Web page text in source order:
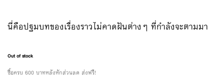
นี่คือปฐมบทของเรื่องราวไม่คาดฝันต่างๆ ที่กำลังจะตามมา
Out of stock
ซื้อครบ 600 บาทหลังหักส่วนลด ส่งฟรี!